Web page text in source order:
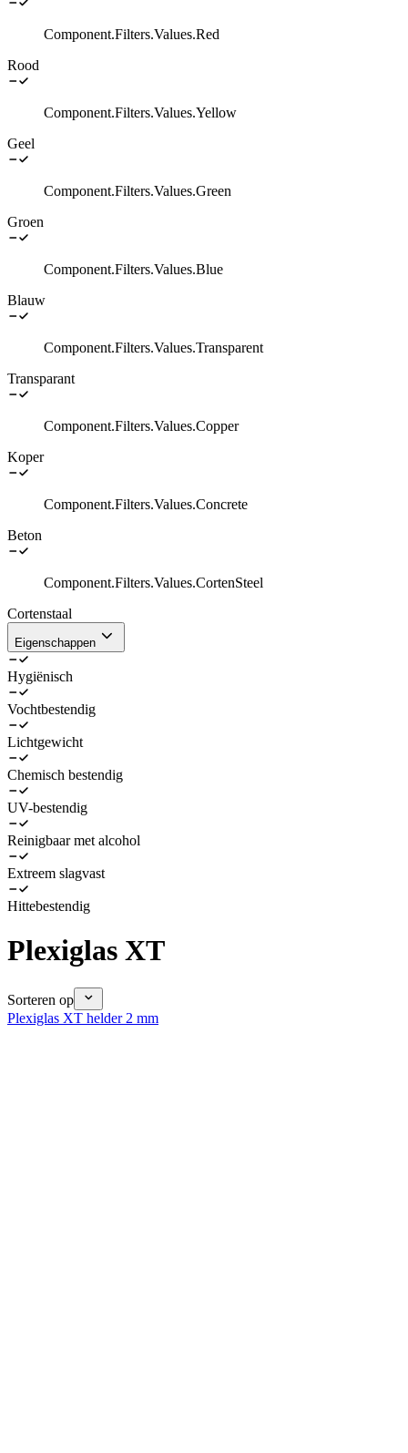
Component.Filters.Values.Red
Rood
Component.Filters.Values.Yellow
Geel
Component.Filters.Values.Green
Groen
Component.Filters.Values.Blue
Blauw
Component.Filters.Values.Transparent
Transparant
Component.Filters.Values.Copper
Koper
Component.Filters.Values.Concrete
Beton
Component.Filters.Values.CortenSteel
Cortenstaal
Eigenschappen
Hygiënisch
Vochtbestendig
Lichtgewicht
Chemisch bestendig
UV-bestendig
Reinigbaar met alcohol
Extreem slagvast
Hittebestendig
Plexiglas XT
Sorteren op
Plexiglas XT helder 2 mm